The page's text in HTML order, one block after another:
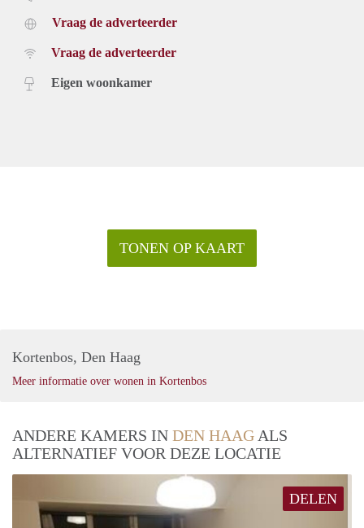
Vraag de adverteerder
Vraag de adverteerder
Eigen woonkamer
TONEN OP KAART
Kortenbos, Den Haag
Meer informatie over wonen in Kortenbos
ANDERE KAMERS IN DEN HAAG ALS
ALTERNATIEF VOOR DEZE LOCATIE
DELEN